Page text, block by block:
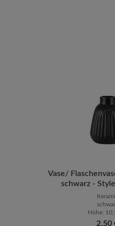
Produkt
Vase/
schwarz -
Höhe:
2,50